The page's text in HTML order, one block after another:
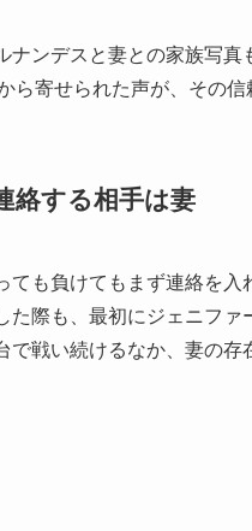
ナンデスと妻との家族写
ら寄せられた声が、その信
絡する相手は妻
ても負けてもまず連絡を
た際も、最初にジェニフ
で戦い続けるなか、妻の